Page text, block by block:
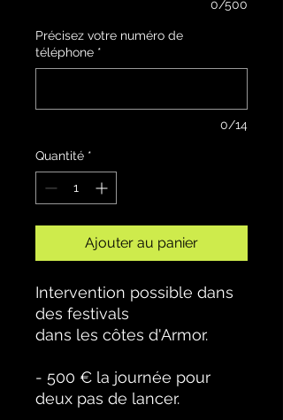
0/500
Précisez votre numéro de
téléphone *
0/14
Quantité *
Ajouter au panier
Intervention possible dans
des festivals
dans les côtes d'Armor.
- 500 € la journée pour
deux pas de lancer.